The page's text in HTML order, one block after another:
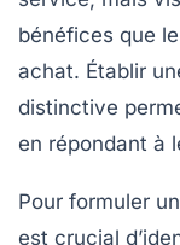
bénéfices que
achat. Établir
distinctive
en répondant à
Pour formuler
est crucial